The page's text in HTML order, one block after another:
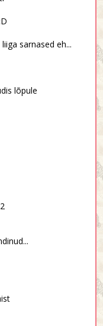
sarnased eh...
lõpule